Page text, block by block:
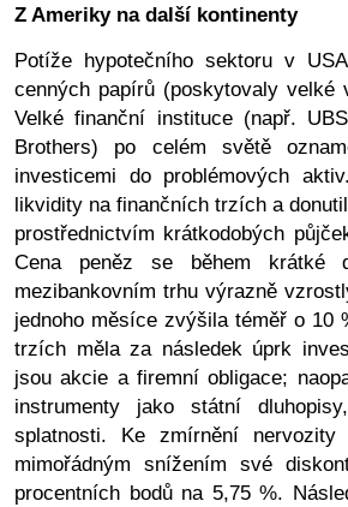
Z Ameriky na další kontinenty
Potíže hypotečního sektoru v
cenných papírů (poskytovaly
Velké finanční instituce (např.
Brothers) po celém světě
investicemi do problémových
likvidity na finančních trzích a
prostřednictvím krátkodobých
Cena peněz se během krátké
mezibankovním trhu výrazně
jednoho měsíce zvýšila téměř o 10
trzích měla za následek úprk
jsou akcie a firemní obligace;
instrumenty jako státní
splatnosti. Ke zmírnění
mimořádným snížením své
procentních bodů na 5,75 %.